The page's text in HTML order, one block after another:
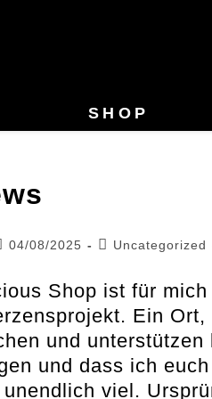
SHOP
04/08/2025
Beitrags-
Uncategorized
Shop ist für
Ein
und
und dass ich
unendlich viel.